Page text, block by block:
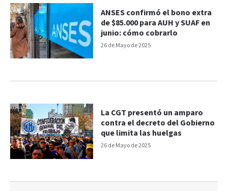
26 de Mayo de 2025
ANSES confirmó el bono extra
de $85.000 para AUH y SUAF en
junio: cómo cobrarlo
26 de Mayo de 2025
La CGT presentó un amparo
contra el decreto del Gobierno
que limita las huelgas